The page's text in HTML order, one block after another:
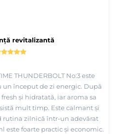
revitalizantă
THUNDERBOLT No:3 este
început de zi energic. După
și hidratată, iar aroma sa
mult timp. Este calmant și
rutina zilnică într-un adevărat
este foarte practic și economic.